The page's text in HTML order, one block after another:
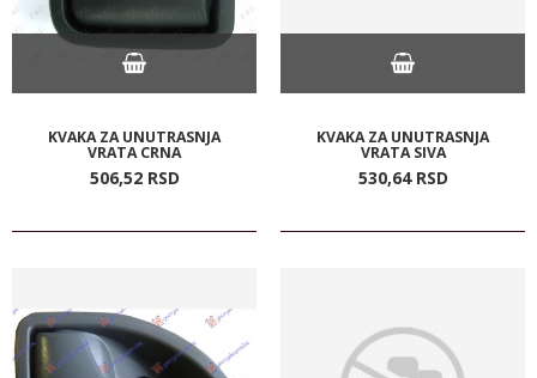
KVAKA ZA UNUTRASNJA
VRATA CRNA
506,52 RSD
KVAKA ZA UNUTRASNJA
VRATA SIVA
530,64 RSD